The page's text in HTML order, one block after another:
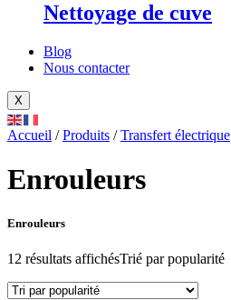
Nettoyage de cuve
Blog
Nous contacter
X
Accueil /Produits /Transfert électrique
Enrouleurs
Enrouleurs
12 résultats affichésTrié par popularité